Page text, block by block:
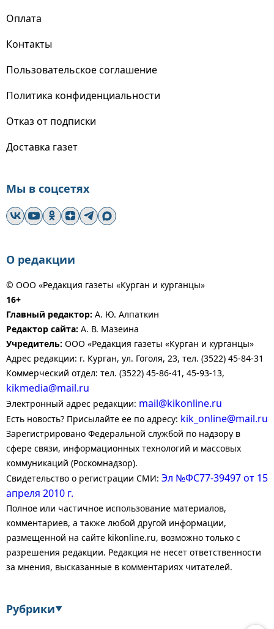
Оплата
Контакты
Пользовательское соглашение
Политика конфиденциальности
Отказ от подписки
Доставка газет
Мы в соцсетях
О редакции
© ООО «Редакция газеты «Курган и курганцы»
16+
Главный редактор: А. Ю. Алпаткин
Редактор сайта: А. В. Мазеина
Учредитель: ООО «Редакция газеты «Курган и курганцы»
Адрес редакции: г. Курган, ул. Гоголя, 23, тел. (3522) 45-84-31
Коммерческий отдел: тел. (3522) 45-86-41, 45-93-13,
kikmedia@mail.ru
Электронный адрес редакции: mail@kikonline.ru
Есть новость? Присылайте ее по адресу: kik_online@mail.ru
Зарегистрировано Федеральной службой по надзору в
сфере связи, информационных технологий и массовых
коммуникаций (Роскомнадзор).
Свидетельство о регистрации СМИ: Эл №ФС77-39497 от 15
апреля 2010 г.
Полное или частичное использование материалов,
комментариев, а также любой другой информации,
размещенной на сайте kikonline.ru, возможно только с
разрешения редакции. Редакция не несет ответственности
за мнения, высказанные в комментариях читателей.
Рубрики▼